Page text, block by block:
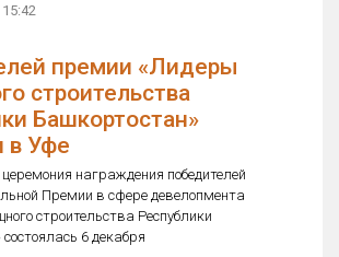
премии «Лидеры
строительства
Башкортостан»
в Уфе
награждения победителей
Премии в сфере девелопмента
строительства Республики
6 декабря